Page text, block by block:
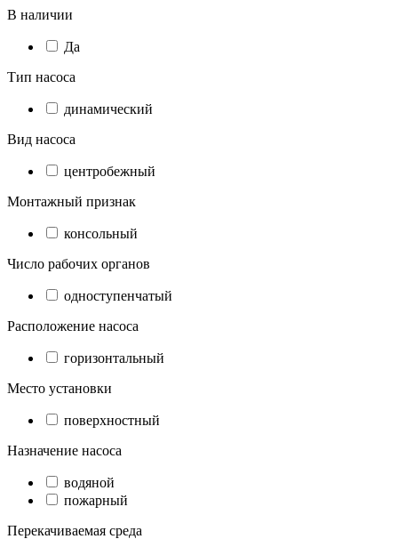
В наличии
Да
Тип насоса
динамический
Вид насоса
центробежный
Монтажный признак
консольный
Число рабочих органов
одноступенчатый
Расположение насоса
горизонтальный
Место установки
поверхностный
Назначение насоса
водяной
пожарный
Перекачиваемая среда